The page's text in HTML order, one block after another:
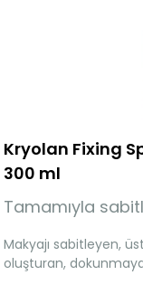
Kryolan Fixing
300 ml
Tamamıyla
Makyajı sabitleyen,
oluşturan,